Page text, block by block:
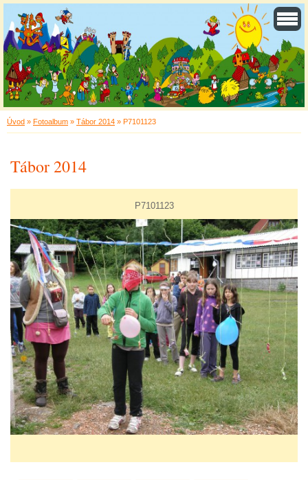
Úvod » Fotoalbum » Tábor 2014 » P7101123
Tábor 2014
P7101123